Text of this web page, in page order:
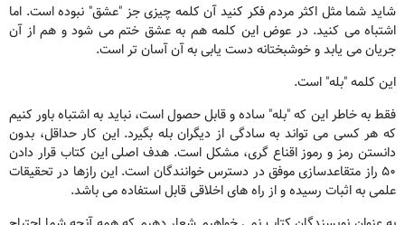
شاید شما مثل اکثر مردم فکر کنید آن کلمه چیزی جز "عشق" نبوده است. اما
اشتباه می کنید. در عوض این کلمه هم به عشق ختم می شود و هم از آن
جریان می یابد و خوشبختانه دست یابی به آن آسان تر است.
این کلمه "بله" است.
فقط به خاطر این که "بله" ساده و قابل حصول است، نباید به اشتباه باور کنیم
که هر کسی می تواند به سادگی از دیگران بله بگیرد. این کار حداقل، بدون
دانستن رمز و رموز اقناع گری، مشکل است. هدف اصلی این کتاب قرار دادن
۵۰ راز متقاعدسازی موفق در دسترس خوانندگان است. این رازها در تحقیقات
علمی به اثبات رسیده و از راه های اخلاقی قابل استفاده می باشد.